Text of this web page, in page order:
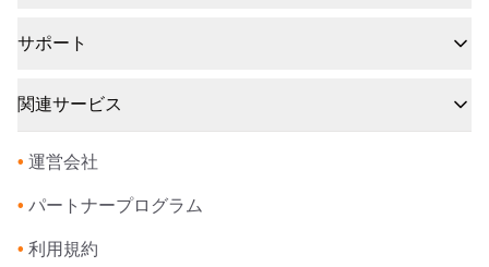
サポート
関連サービス
• 運営会社
• パートナープログラム
• 利用規約